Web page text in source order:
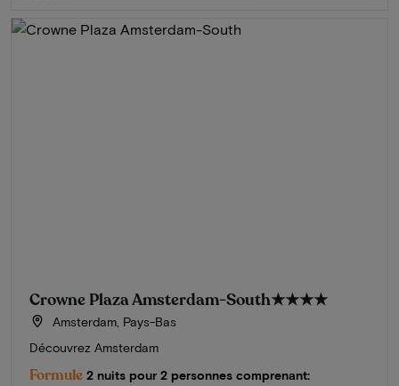
Crowne Plaza Amsterdam-South★★★★
Amsterdam, Pays-Bas
Découvrez Amsterdam
Formule 2 nuits pour 2 personnes comprenant: